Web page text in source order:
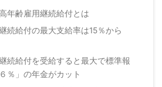
年齢雇用継続給付とは
続給付の最大支給率は15％から
続給付を受給すると最大で標準報
％」の年金がカット